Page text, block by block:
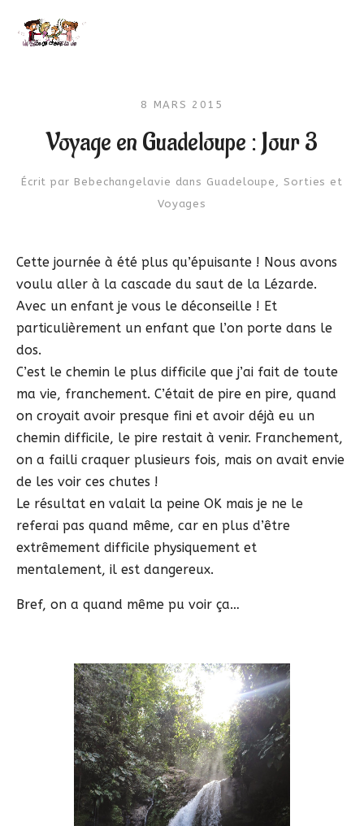
8 MARS 2015
Voyage en Guadeloupe : Jour 3
Écrit par Bebechangelavie dans Guadeloupe ,Sorties et
Voyages
Cette journée à été plus qu’épuisante ! Nous avons
voulu aller à la cascade du saut de la Lézarde.
Avec un enfant je vous le déconseille ! Et
particulièrement un enfant que l’on porte dans le
dos.
C’est le chemin le plus difficile que j’ai fait de toute
ma vie, franchement. C’était de pire en pire, quand
on croyait avoir presque fini et avoir déjà eu un
chemin difficile, le pire restait à venir. Franchement,
on a failli craquer plusieurs fois, mais on avait envie
de les voir ces chutes !
Le résultat en valait la peine OK mais je ne le
referai pas quand même, car en plus d’être
extrêmement difficile physiquement et
mentalement, il est dangereux.
Bref, on a quand même pu voir ça…